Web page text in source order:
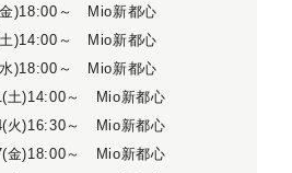
金)18:00～ Mio新都心
土)14:00～ Mio新都心
水)18:00～ Mio新都心
土)14:00～ Mio新都心
火)16:30～ Mio新都心
金)18:00～ Mio新都心